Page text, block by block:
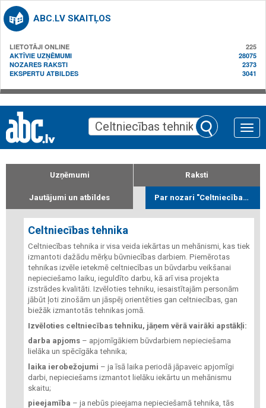
ABC.LV SKAITĻOS
LIETOTĀJI ONLINE
225
AKTĪVIE UZŅĒMUMI
28075
NOZARES RAKSTI
2373
EKSPERTU ATBILDES
3041
Toggle
Uzņēmumi Raksti
Jautājumi un atbildes Par nozari "Celtniecības tehnika"
Celtniecības tehnika
Celtniecības tehnika ir visa veida iekārtas un mehānismi, kas tiek
izmantoti dažādu mērķu būvniecības darbiem. Piemērotas
tehnikas izvēle ietekmē celtniecības un būvdarbu veikšanai
nepieciešamo laiku, ieguldīto darbu, kā arī visa projekta
izstrādes kvalitāti. Izvēloties tehniku, iesaistītajām personām
jābūt ļoti zinošām un jāspēj orientēties gan celtniecības, gan
biežāk izmantotās tehnikas jomā.
Izvēloties celtniecības tehniku, jāņem vērā vairāki apstākļi:
darba apjoms – apjomīgākiem būvdarbiem nepieciešama
lielāka un spēcīgāka tehnika;
laika ierobežojumi – ja īsā laika periodā jāpaveic apjomīgi
darbi, nepieciešams izmantot lielāku iekārtu un mehānismu
skaitu;
pieejamība – ja nebūs pieejama nepieciešamā tehnika, tās